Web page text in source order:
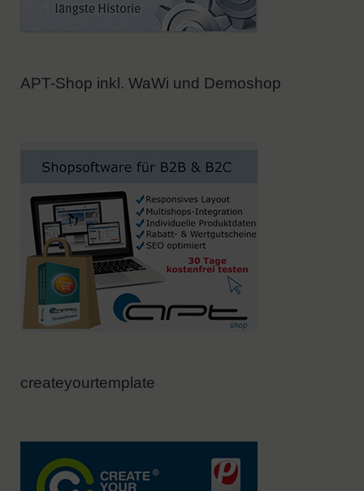
APT-Shop inkl. WaWi und Demoshop
createyourtemplate